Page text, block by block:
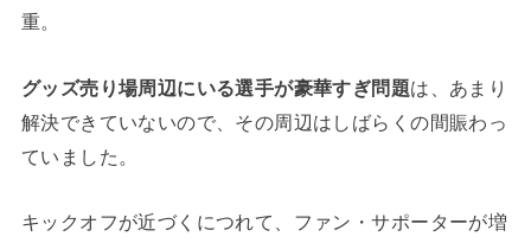
重。
グッズ売り場周辺にいる選手が豪華すぎ問題は、あまり
解決できていないので、その周辺はしばらくの間賑わっ
ていました。
キックオフが近づくにつれて、ファン・サポーターが増